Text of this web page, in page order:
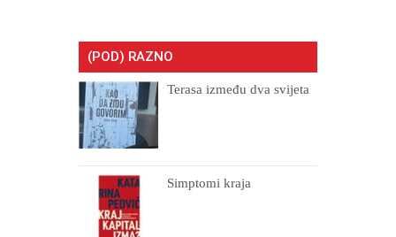
(POD) RAZNO
Terasa između dva svijeta
Simptomi kraja